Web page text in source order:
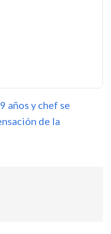
años y chef se
de la